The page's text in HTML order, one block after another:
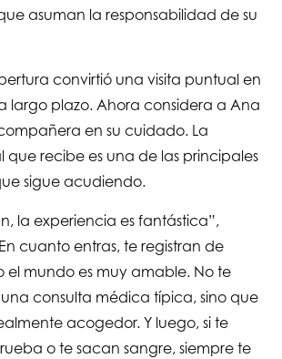
asuman la responsabilidad de su
convirtió una visita puntual en
largo plazo. Ahora considera a Ana
en su cuidado. La
que recibe es una de las principales
sigue acudiendo.
la experiencia es fantástica”,
cuanto entras, te registran de
el mundo es muy amable. No te
consulta médica típica, sino que
acogedor. Y luego, si te
o te sacan sangre, siempre te